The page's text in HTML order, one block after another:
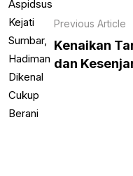
Previous Article
Kenaikan
dan